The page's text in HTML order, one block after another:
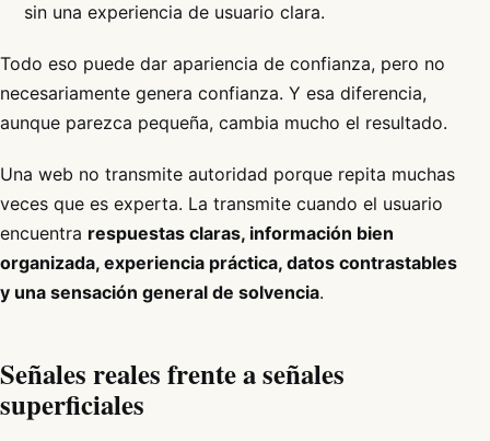
sin una experiencia de usuario clara.
Todo eso puede dar apariencia de confianza, pero no
necesariamente genera confianza. Y esa diferencia,
aunque parezca pequeña, cambia mucho el resultado.
Una web no transmite autoridad porque repita muchas
veces que es experta. La transmite cuando el usuario
encuentra respuestas claras, información bien
organizada, experiencia práctica, datos contrastables
y una sensación general de solvencia.
Señales reales frente a señales
superficiales